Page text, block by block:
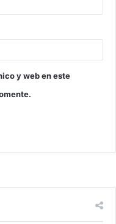
y web en este